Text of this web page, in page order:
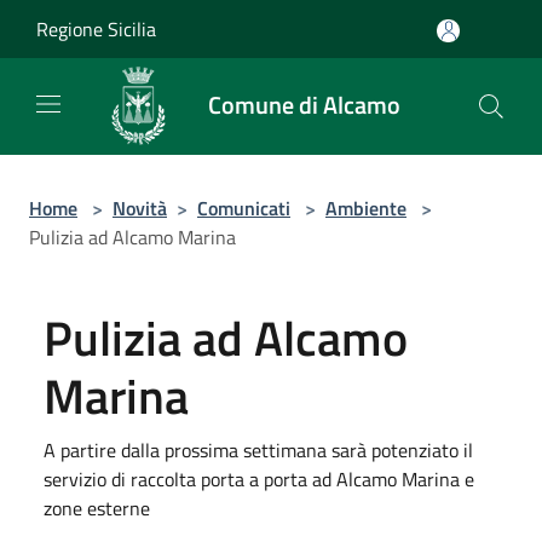
Regione Sicilia
Comune di Alcamo
Home > Novità > Comunicati > Ambiente >
Pulizia ad Alcamo Marina
Pulizia ad Alcamo
Marina
A partire dalla prossima settimana sarà potenziato il
servizio di raccolta porta a porta ad Alcamo Marina e
zone esterne